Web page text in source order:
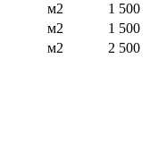
м2
1 500
м2
1 500
м2
2 500